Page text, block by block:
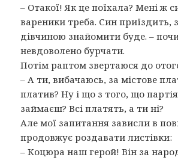
– Отакої! Як це поїхала? Мені ж
вареники треба. Син приїздить,
дівчиною знайомити буде. –
невдоволено бурчати.
Потім раптом звертаюся до
– А ти, вибачаюсь, за містове
платив? Ну і що з того, що
займаєш? Всі платять, а ти ні?
Але мої запитання зависли в
продовжує роздавати листівки:
– Коцюра наш герой! Він за